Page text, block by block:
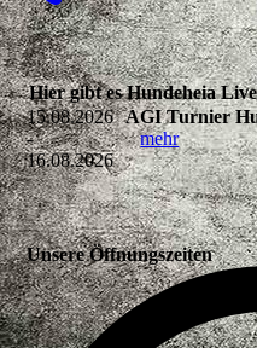
Hier gibt es Hundeheia Live
15.08.2026
-
16.08.2026
AGI Turnier
mehr
Unsere Öffnungszeiten